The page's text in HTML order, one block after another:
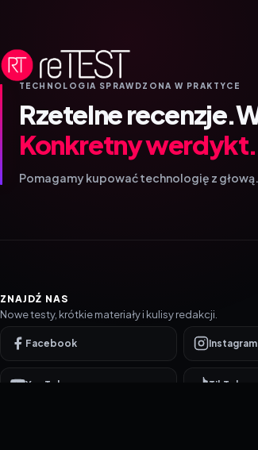
TECHNOLOGIA SPRAWDZONA W PRAKTYCE
Rzetelne recenzje.
Konkretny werdykt.
Pomagamy kupować technologię z głową.
ZNAJDŹ NAS
Nowe testy, krótkie materiały i kulisy redakcji.
Facebook Instagram
YouTube TikTok